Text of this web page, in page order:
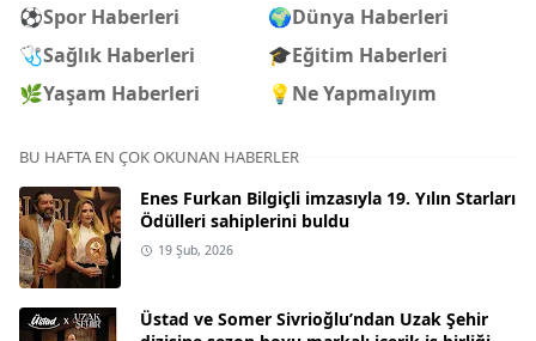
⚽Spor Haberleri 🌍Dünya Haberleri
🩺Sağlık Haberleri 🎓Eğitim Haberleri
🌿Yaşam Haberleri 💡 Ne Yapmalıyım
BU HAFTA EN ÇOK OKUNAN HABERLER
Enes Furkan Bilgiçli imzasıyla 19. Yılın Starları
Ödülleri sahiplerini buldu
19 Şub, 2026
Üstad ve Somer Sivrioğlu’ndan Uzak Şehir